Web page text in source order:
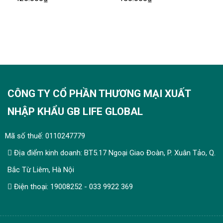
tránh trường hợp nứt do biến nhiệt.
Thông tin sản phẩm:
Thương hiệu: GBLIFE GLOBAL
Dung tích:500ml.
CÔNG TY CỔ PHẦN THƯƠNG MẠI XUẤT
NHẬP KHẨU GB LIFE GLOBAL
Mã số thuế: 0110247779
Địa điểm kinh doanh: BT5.17 Ngoại Giao Đoàn, P. Xuân Tảo, Q.
Bắc Từ Liêm, Hà Nội
Điện thoại: 19008252 - 033 9922 369